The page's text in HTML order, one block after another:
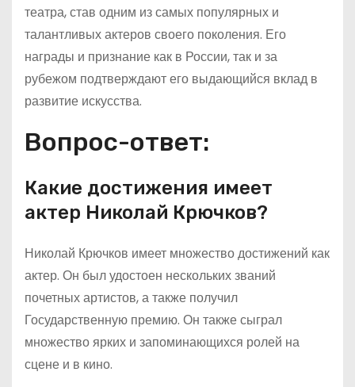
театра, став одним из самых популярных и
талантливых актеров своего поколения. Его
награды и признание как в России, так и за
рубежом подтверждают его выдающийся вклад в
развитие искусства.
Вопрос-ответ:
Какие достижения имеет
актер Николай Крючков?
Николай Крючков имеет множество достижений как
актер. Он был удостоен нескольких званий
почетных артистов, а также получил
Государственную премию. Он также сыграл
множество ярких и запоминающихся ролей на
сцене и в кино.